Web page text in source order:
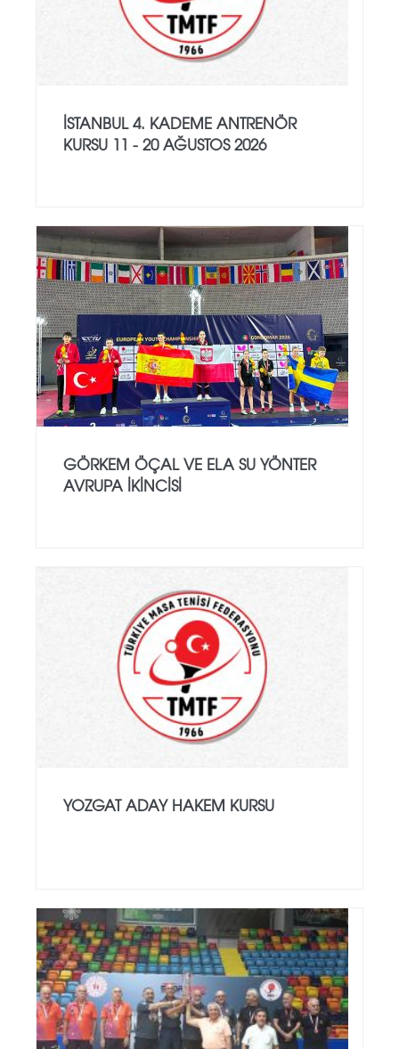
İSTANBUL 4. KADEME ANTRENÖR
KURSU 11 - 20 AĞUSTOS 2026
GÖRKEM ÖÇAL VE ELA SU YÖNTER
AVRUPA İKINCISI
YOZGAT ADAY HAKEM KURSU